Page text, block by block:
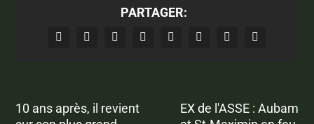
PARTAGER:
10 ans après, il revient
EX de l'ASSE : Aubam